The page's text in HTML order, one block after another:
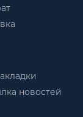
новостей